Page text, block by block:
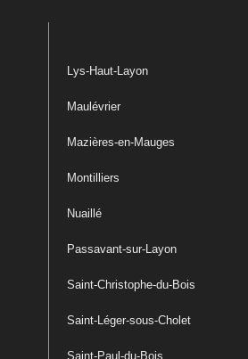
Lys-Haut-Layon
Maulévrier
Mazières-en-Mauges
Montilliers
Nuaillé
Passavant-sur-Layon
Saint-Christophe-du-Bois
Saint-Léger-sous-Cholet
Saint-Paul-du-Bois